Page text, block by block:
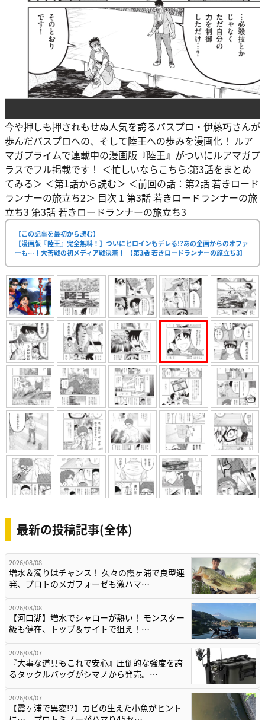
今や押しも押されもせぬ人気を誇るバスプロ・伊藤巧さんが
歩んだバスプロへの、そして陸王への歩みを漫画化！ ルア
マガプライムで連載中の漫画版『陸王』がついにルアマガプ
ラスでフル掲載です！ ＜忙しいならこちら:第3話をまとめ
てみる＞ ＜第1話から読む＞ ＜前回の話：第2話 若きロード
ランナーの旅立ち2＞ 目次 1 第3話 若きロードランナーの旅
立ち3 第3話 若きロードランナーの旅立ち3
【この記事を最初から読む】
【漫画版『陸王』完全無料！】ついにヒロインもデレる!?あの企画からのオファ
ーも…！大苦戦の初メディア戦決着！ 【第3話 若きロードランナーの旅立ち3】
最新の投稿記事(全体)
2026/08/08
増水＆濁りはチャンス！ 久々の霞ヶ浦で良型連
発、プロトのメガフォーゼも激ハマ…
2026/08/08
【河口湖】増水でシャローが熱い！ モンスター
級も健在、トップ＆サイトで狙え！…
2026/08/07
『大事な道具もこれで安心』圧倒的な強度を誇
るタックルバッグがシマノから発売。…
2026/08/07
【霞ヶ浦で異変!?】カビの生えた小魚がヒント